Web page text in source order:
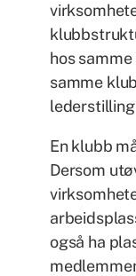
hos
samme
En klubb
Dersom
også ha